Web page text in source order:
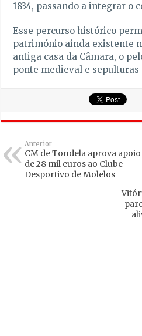
1834, passando a integrar o
Esse percurso histórico
património ainda existente
antiga casa da Câmara, o
ponte medieval e
Anterior
CM de Tondela aprova apoio
de 28 mil euros ao Clube
Desportivo de Molelos